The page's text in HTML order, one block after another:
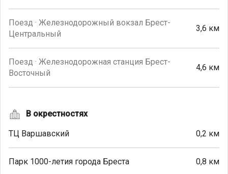
Поезд · Железнодорожный вокзал Брест-
Центральный
3,6 км
Поезд · Железнодорожная станция Брест-
Восточный
4,6 км
В окрестностях
ТЦ Варшавский 0,2 км
Парк 1000-летия города Бреста 0,8 км